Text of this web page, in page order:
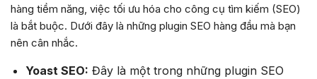
hàng tiềm năng, việc tối ưu hóa cho công cụ tìm kiếm (SEO)
là bắt buộc. Dưới đây là những plugin SEO hàng đầu mà bạn
nên cân nhắc.
Yoast SEO: Đây là một trong những plugin SEO